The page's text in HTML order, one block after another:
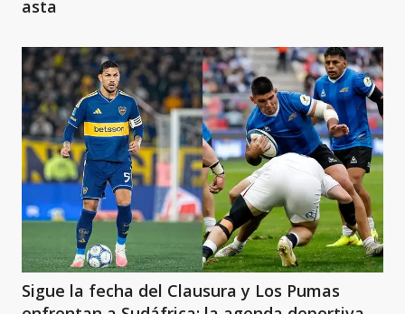
asta
Sigue la fecha del Clausura y Los Pumas